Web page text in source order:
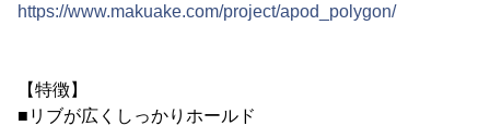
https://www.makuake.com/project/apod_polygon/
【特徴】
■リブが広くしっかりホールド